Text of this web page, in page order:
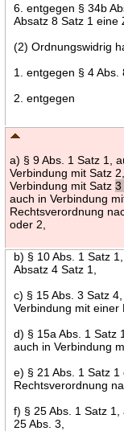
6. entgegen § 34b
Absatz 8 Satz 1 eine
(2) Ordnungswidrig
1. entgegen § 4
2. entgegen
a) § 9 Abs. 1 Satz 1,
Verbindung mit Satz
Verbindung mit Satz
auch in Verbindung
Rechtsverordnung
oder 2,
b) § 10 Abs. 1 Satz
Absatz 4 Satz 1,
c) § 15 Abs. 3 Satz
Verbindung mit einer
d) § 15a Abs. 1 Satz
auch in Verbindung
e) § 21 Abs. 1 Satz
Rechtsverordnung
f) § 25 Abs. 1 Satz
25 Abs. 3,